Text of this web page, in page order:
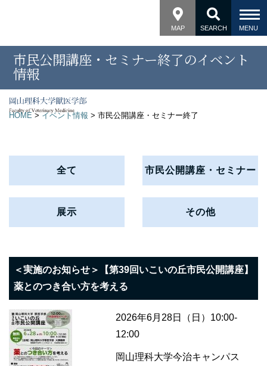
MAP SEARCH
市民公開講座・セミナー終了のイベント
情報
HOME > イベント情報 > 市民公開講座・セミナー終了
全て 市民公開講座・セミナー
展示 その他
＜実施のお知らせ＞【第39回いこいの丘市民公開講座】
薬とのつき合い方を考える
2026年6月28日（日）10:00-
12:00
岡山理科大学今治キャンパス